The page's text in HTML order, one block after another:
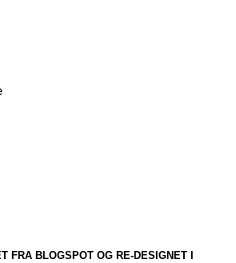
FRA BLOGSPOT OG RE-DESIGNET I